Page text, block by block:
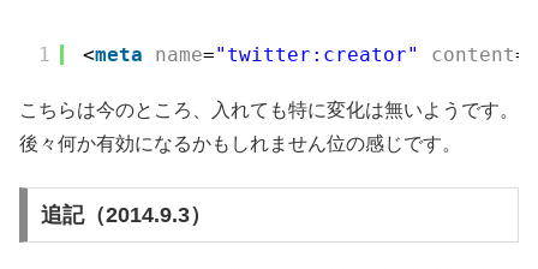
1 <meta name="twitter:creator" content=
こちらは今のところ、入れても特に変化は無いようです。
後々何か有効になるかもしれません位の感じです。
追記（2014.9.3）